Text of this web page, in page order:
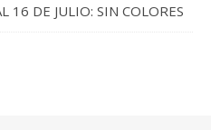
16 DE JULIO: SIN COLORES